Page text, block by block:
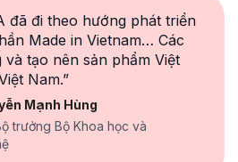
đã đi theo hướng phát triển
Made in Vietnam… Các
tạo nên sản phẩm Việt
Nam.”
Mạnh Hùng
trưởng Bộ Khoa học và